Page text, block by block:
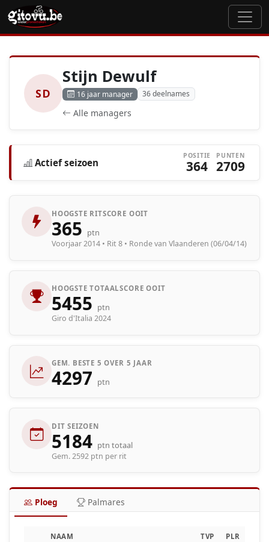
SD
Stijn Dewulf
16 jaar manager 36 deelnames
Alle managers
Actief seizoen
POSITIE
364
PUNTEN
2709
HOOGSTE RITSCORE OOIT
365 ptn
Voorjaar 2014 • Rit 8 • Ronde van Vlaanderen (06/04/14)
HOOGSTE TOTAALSCORE OOIT
5455 ptn
Giro d'Italia 2024
GEM. BESTE 5 OVER 5 JAAR
4297 ptn
DIT SEIZOEN
5184 ptn totaal
Gem. 2592 ptn per rit
Ploeg Palmares
NAAM TVP PLR